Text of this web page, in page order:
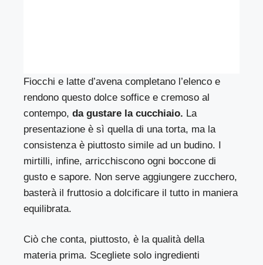
Fiocchi e latte d’avena completano l’elenco e
rendono questo dolce soffice e cremoso al
contempo,da gustare la cucchiaio. La
presentazione è sì quella di una torta, ma la
consistenza è piuttosto simile ad un budino. I
mirtilli, infine, arricchiscono ogni boccone di
gusto e sapore. Non serve aggiungere zucchero,
basterà il fruttosio a dolcificare il tutto in maniera
equilibrata.
Ciò che conta, piuttosto, è la qualità della
materia prima. Scegliete solo ingredienti